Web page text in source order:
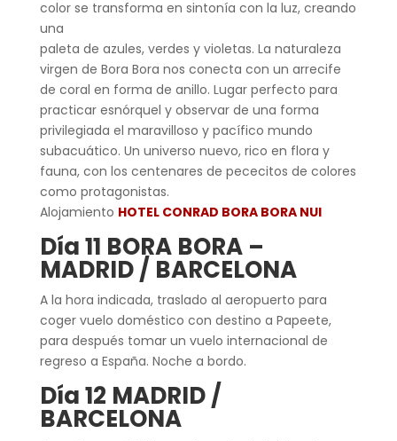
color se transforma en sintonía con la luz, creando
una
paleta de azules, verdes y violetas. La naturaleza
virgen de Bora Bora nos conecta con un arrecife
de coral en forma de anillo. Lugar perfecto para
practicar esnórquel y observar de una forma
privilegiada el maravilloso y pacífico mundo
subacuático. Un universo nuevo, rico en flora y
fauna, con los centenares de pececitos de colores
como protagonistas.
Alojamiento HOTEL CONRAD BORA BORA NUI
Día 11 BORA BORA –
MADRID / BARCELONA
A la hora indicada, traslado al aeropuerto para
coger vuelo doméstico con destino a Papeete,
para después tomar un vuelo internacional de
regreso a España. Noche a bordo.
Día 12 MADRID /
BARCELONA